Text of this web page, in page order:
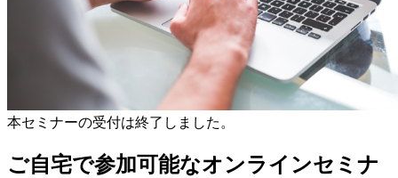
本セミナーの受付は終了しました。
ご自宅で参加可能なオンラインセミナ